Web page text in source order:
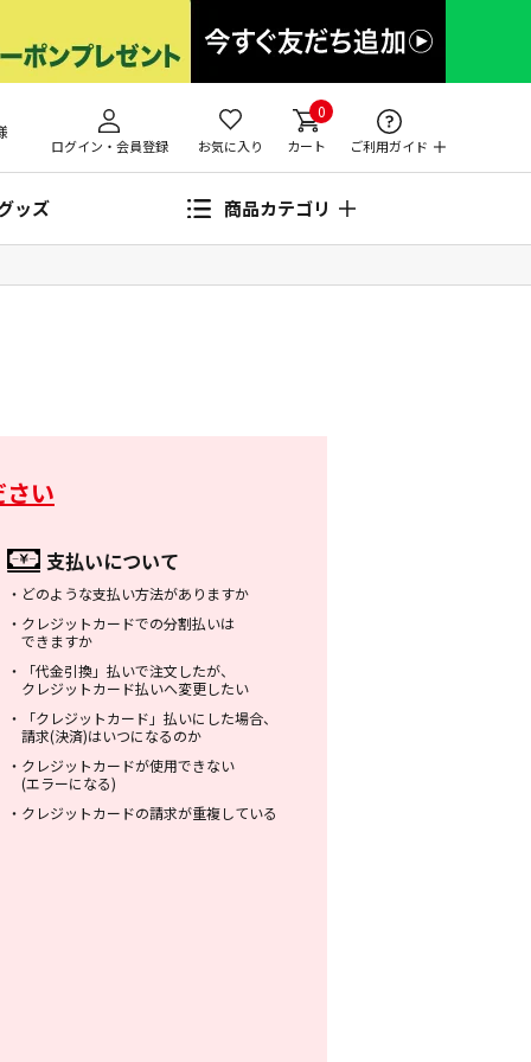
ログイン・会員登録 お気に入り
0
カート ご利用ガイド
ッズ 商品カテゴリ
い
支払いについて
・ どのような支払い方法がありますか
・ クレジットカードでの分割払いは
できますか
・
「代金引換」払いで注文したが、
クレジットカード払いへ変更したい
・
「クレジットカード」払いにした場合、
請求(決済)はいつになるのか
・ クレジットカードが使用できない
(エラーになる)
・ クレジットカードの請求が重複している